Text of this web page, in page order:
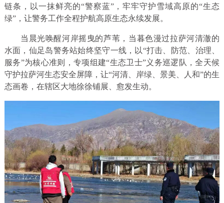
链条，以一抹鲜亮的“警察蓝”，牢牢守护雪域高原的“生态
绿”，让警务工作全程护航高原生态永续发展。
当晨光唤醒河岸摇曳的芦苇，当暮色漫过拉萨河清澈的
水面，仙足岛警务站始终坚守一线，以“打击、防范、治理、
服务”为核心准则，专项组建“生态卫士”义务巡逻队，全天候
守护拉萨河生态安全屏障，让“河清、岸绿、景美、人和”的生
态画卷，在辖区大地徐徐铺展、愈发生动。